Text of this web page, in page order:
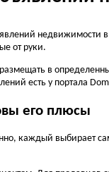
от руки.
в
есть у портала
его плюсы
каждый выбирает